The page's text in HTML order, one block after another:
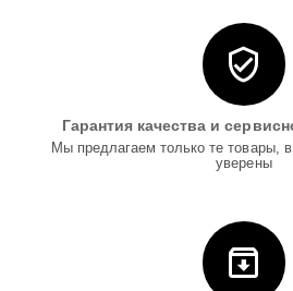
Гарантия качества и
Мы предлагаем только те товары,
уверены